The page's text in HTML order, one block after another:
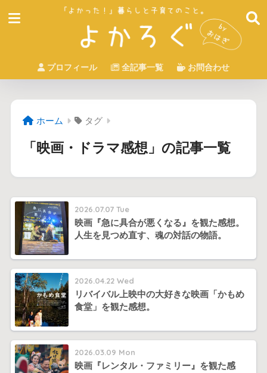
プロフィール 全記事一覧 お問合わせ
ホーム タグ
「映画・ドラマ感想」の記事一覧
2026.07.07 Tue
映画『急に具合が悪くなる』を観た感想。
人生を見つめ直す、魂の対話の物語。
2026.04.22 Wed
リバイバル上映中の大好きな映画「かもめ
食堂」を観た感想。
2026.03.09 Mon
映画『レンタル・ファミリー』を観た感